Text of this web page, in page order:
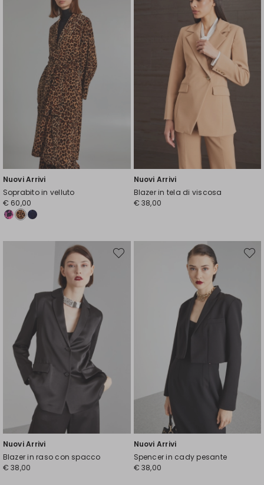
Nuovi Arrivi
Soprabito in velluto
€ 60,00
Nuovi Arrivi
Blazer in tela di viscosa
€ 38,00
Nuovi Arrivi
Blazer in raso con spacco
€ 38,00
Sposta
Nuovi Arrivi
Spencer in cady pesante
€ 38,00